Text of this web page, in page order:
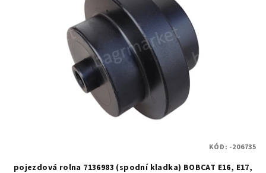
pojezdová rolna 7136983 (spodní kladka) BOBCAT E16, E17,
KÓD: -206735